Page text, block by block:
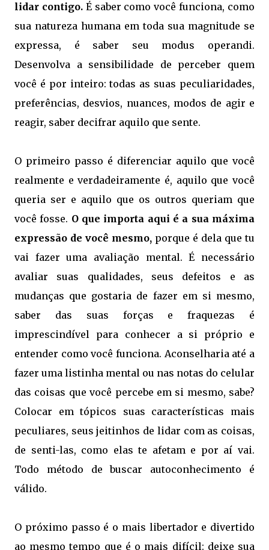
lidar contigo. É saber como você funciona, como
sua natureza humana em toda sua magnitude se
expressa, é saber seu modus operandi.
Desenvolva a sensibilidade de perceber quem
você é por inteiro: todas as suas peculiaridades,
preferências, desvios, nuances, modos de agir e
reagir, saber decifrar aquilo que sente.
O primeiro passo é diferenciar aquilo que você
realmente e verdadeiramente é, aquilo que você
queria ser e aquilo que os outros queriam que
você fosse. O que importa aqui é a sua máxima
expressão de você mesmo, porque é dela que tu
vai fazer uma avaliação mental. É necessário
avaliar suas qualidades, seus defeitos e as
mudanças que gostaria de fazer em si mesmo,
saber das suas forças e fraquezas é
imprescindível para conhecer a si próprio e
entender como você funciona. Aconselharia até a
fazer uma listinha mental ou nas notas do celular
das coisas que você percebe em si mesmo, sabe?
Colocar em tópicos suas características mais
peculiares, seus jeitinhos de lidar com as coisas,
de senti-las, como elas te afetam e por aí vai.
Todo método de buscar autoconhecimento é
válido.
O próximo passo é o mais libertador e divertido
ao mesmo tempo que é o mais difícil: deixe sua